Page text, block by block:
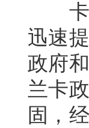
卡迪
迅速
政府
兰卡
固，